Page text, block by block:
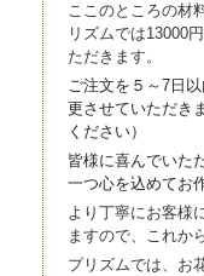
ここのところの材
リズムでは13000
ただきます。
ご注文を５～7日
更させていただき
ください）
皆様に喜んでいた
一つ心を込めてお
より丁寧にお客様
ますので、これか
プリズムでは、お